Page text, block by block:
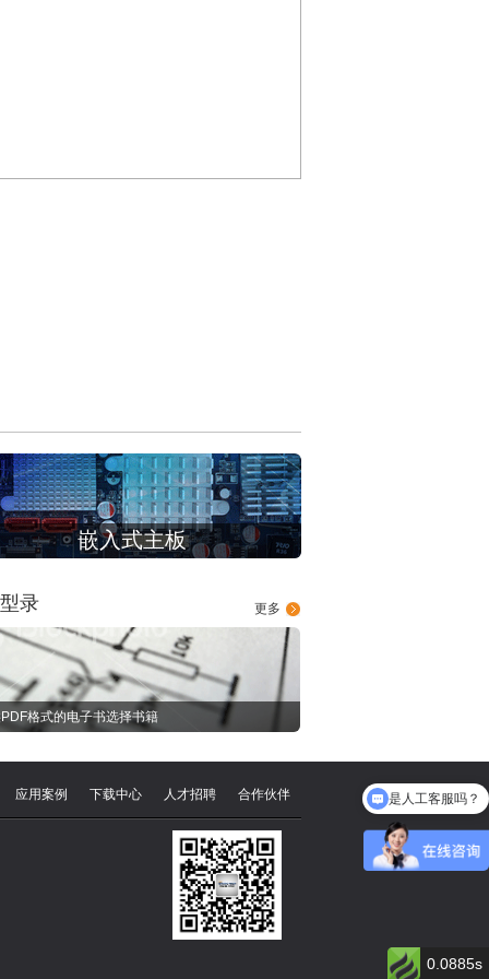
嵌入式主板
更多
录
格式的电子书选择书籍
应用案例 下载中心 人才招聘 合作伙伴
0.0885s
网络安全计算机有吗？